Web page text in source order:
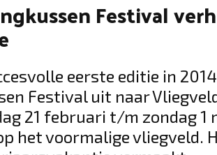
Festival
eerste editie in
Festival uit naar
21 februari t/m zondag 1
het voormalige vliegveld.